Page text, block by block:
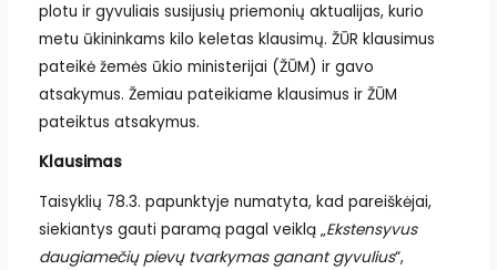
plotu ir gyvuliais susijusių priemonių aktualijas, kurio
metu ūkininkams kilo keletas klausimų. ŽŪR klausimus
pateikė žemės ūkio ministerijai (ŽŪM) ir gavo
atsakymus. Žemiau pateikiame klausimus ir ŽŪM
pateiktus atsakymus.
Klausimas
Taisyklių 78.3. papunktyje numatyta, kad pareiškėjai,
siekiantys gauti paramą pagal veiklą „Ekstensyvus
daugiamečių pievų tvarkymas ganant gyvulius“,